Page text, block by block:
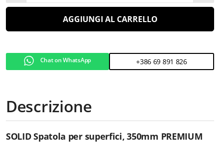
AGGIUNGI AL CARRELLO
Chat on WhatsApp +386 69 891 826
Descrizione
SOLID Spatola per superfici, 350mm PREMIUM